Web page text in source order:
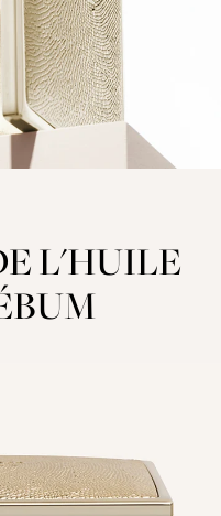
L'HUILE